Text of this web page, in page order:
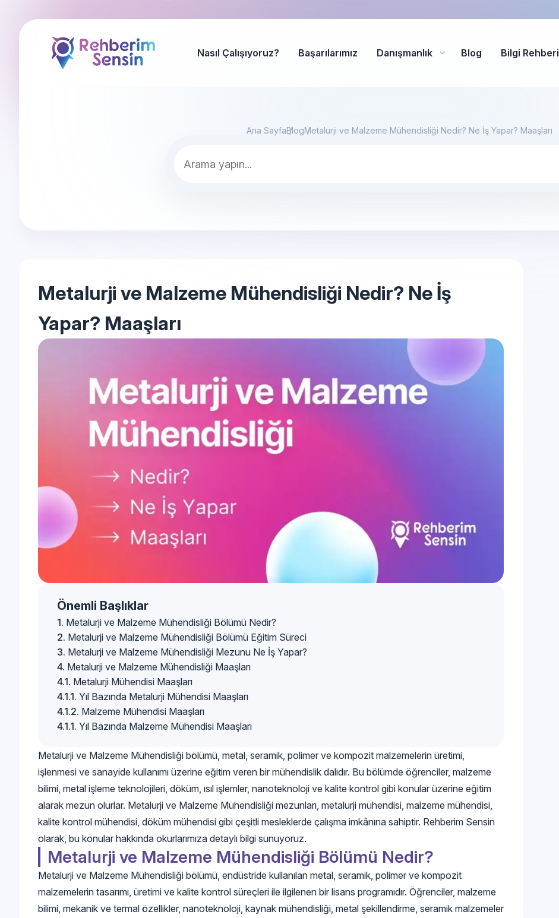
Nasıl Çalışıyoruz? Başarılarımız Danışmanlık Blog Bilgi Rehberi
Ana SayfaBlogMetalurji ve Malzeme Mühendisliği Nedir? Ne İş Yapar? Maaşları
Metalurji ve Malzeme Mühendisliği Nedir? Ne İş
Yapar? Maaşları
Önemli Başlıklar
Metalurji ve Malzeme Mühendisliği Bölümü Nedir?
Metalurji ve Malzeme Mühendisliği Bölümü Eğitim Süreci
Metalurji ve Malzeme Mühendisliği Mezunu Ne İş Yapar?
Metalurji ve Malzeme Mühendisliği Maaşları
Metalurji Mühendisi Maaşları
Yıl Bazında Metalurji Mühendisi Maaşları
Malzeme Mühendisi Maaşları
Yıl Bazında Malzeme Mühendisi Maaşları
Metalurji ve Malzeme Mühendisliği bölümü, metal, seramik, polimer ve kompozit malzemelerin üretimi,
işlenmesi ve sanayide kullanımı üzerine eğitim veren bir mühendislik dalıdır. Bu bölümde öğrenciler, malzeme
bilimi, metal işleme teknolojileri, döküm, ısıl işlemler, nanoteknoloji ve kalite kontrol gibi konular üzerine eğitim
alarak mezun olurlar. Metalurji ve Malzeme Mühendisliği mezunları, metalurji mühendisi, malzeme mühendisi,
kalite kontrol mühendisi, döküm mühendisi gibi çeşitli mesleklerde çalışma imkânına sahiptir. Rehberim Sensin
olarak, bu konular hakkında okurlarımıza detaylı bilgi sunuyoruz.
Metalurji ve Malzeme Mühendisliği Bölümü Nedir?
Metalurji ve Malzeme Mühendisliği bölümü, endüstride kullanılan metal, seramik, polimer ve kompozit
malzemelerin tasarımı, üretimi ve kalite kontrol süreçleri ile ilgilenen bir lisans programıdır. Öğrenciler, malzeme
bilimi, mekanik ve termal özellikler, nanoteknoloji, kaynak mühendisliği, metal şekillendirme, seramik malzemeler